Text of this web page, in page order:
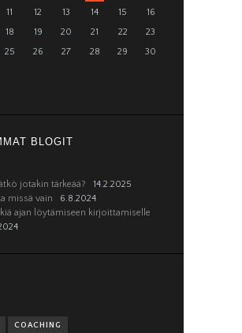
11 12 13 14 15
16
18 19 20 21 22
23
25 26 27 28 29
30
BLOGIT
jotakin tärkeää?
14.2.2025
missä vain
6.8.2024
ajan löytämiseen kirjoittamiselle
COACHING